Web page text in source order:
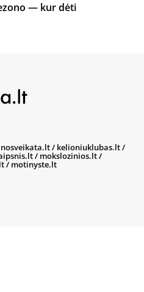
— kur dėti
/ kelioniuklubas.lt/
/ mokslozinios.lt/
/ motinyste.lt